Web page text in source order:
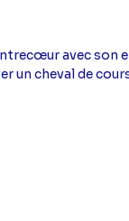
avec son
un cheval de